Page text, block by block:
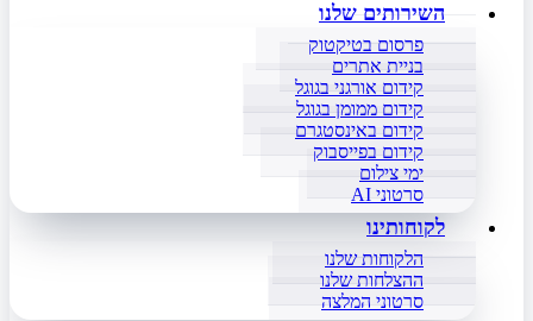
השירותים שלנו
פרסום בטיקטוק
בניית אתרים
קידום אורגני בגוגל
קידום ממומן בגוגל
קידום באינסטגרם
קידום בפייסבוק
ימי צילום
סרטוני AI
לקוחותינו
הלקוחות שלנו
ההצלחות שלנו
סרטוני המלצה